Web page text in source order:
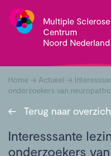
Multiple Sclerose
Centrum
Noord Nederland
Home → Actueel →
onderzoekers van
← Terug naar
Interesssante
onderzoekers